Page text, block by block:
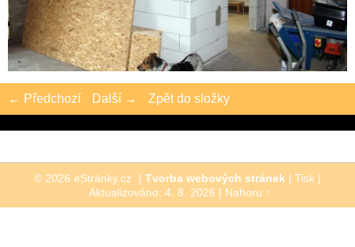
← Předchozí Další → Zpět do složky
© 2026 eStránky.cz | Tvorba webových stránek | Tisk |
Aktualizováno: 4. 8. 2026 | Nahoru ↑